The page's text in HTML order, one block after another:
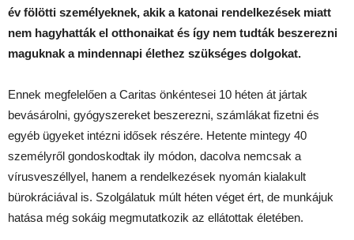
év fölötti személyeknek, akik a katonai rendelkezések miatt
nem hagyhatták el otthonaikat és így nem tudták beszerezni
maguknak a mindennapi élethez szükséges dolgokat.
Ennek megfelelően a Caritas önkéntesei 10 héten át jártak
bevásárolni, gyógyszereket beszerezni, számlákat fizetni és
egyéb ügyeket intézni idősek részére. Hetente mintegy 40
személyről gondoskodtak ily módon, dacolva nemcsak a
vírusveszéllyel, hanem a rendelkezések nyomán kialakult
bürokráciával is. Szolgálatuk múlt héten véget ért, de munkájuk
hatása még sokáig megmutatkozik az ellátottak életében.